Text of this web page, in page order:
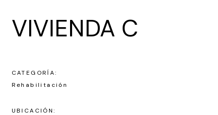
VIVIENDA C
CATEGORÍA:
Rehabilitación
UBICACIÓN: